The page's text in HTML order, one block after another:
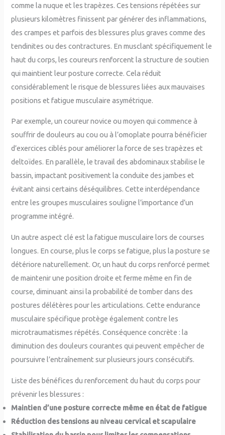
comme la nuque et les trapèzes. Ces tensions répétées sur
plusieurs kilomètres finissent par générer des inflammations,
des crampes et parfois des blessures plus graves comme des
tendinites ou des contractures. En musclant spécifiquement le
haut du corps, les coureurs renforcent la structure de soutien
qui maintient leur posture correcte. Cela réduit
considérablement le risque de blessures liées aux mauvaises
positions et fatigue musculaire asymétrique.
Par exemple, un coureur novice ou moyen qui commence à
souffrir de douleurs au cou ou à l’omoplate pourra bénéficier
d’exercices ciblés pour améliorer la force de ses trapèzes et
deltoïdes. En parallèle, le travail des abdominaux stabilise le
bassin, impactant positivement la conduite des jambes et
évitant ainsi certains déséquilibres. Cette interdépendance
entre les groupes musculaires souligne l’importance d’un
programme intégré.
Un autre aspect clé est la fatigue musculaire lors de courses
longues. En course, plus le corps se fatigue, plus la posture se
détériore naturellement. Or, un haut du corps renforcé permet
de maintenir une position droite et ferme même en fin de
course, diminuant ainsi la probabilité de tomber dans des
postures délétères pour les articulations. Cette endurance
musculaire spécifique protège également contre les
microtraumatismes répétés. Conséquence concrète : la
diminution des douleurs courantes qui peuvent empêcher de
poursuivre l’entraînement sur plusieurs jours consécutifs.
Liste des bénéfices du renforcement du haut du corps pour
prévenir les blessures :
Maintien d’une posture correcte même en état de fatigue
Réduction des tensions au niveau cervical et scapulaire